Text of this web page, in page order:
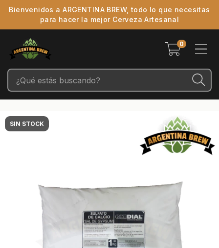
Bienvenidos a ARGENTINA BREW, todo lo que necesitas
para hacer la mejor Cerveza Artesanal
0
SIN STOCK